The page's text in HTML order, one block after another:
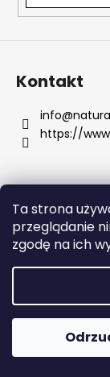
Ta strona
przeglądanie
zgodę na ich
P
l
e
c
a
m
y
SKIN79
BEBLESH
Kontakt
info@
https://